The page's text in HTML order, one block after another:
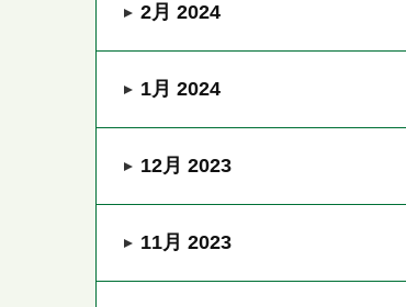
2月 2024
1月 2024
12月 2023
11月 2023